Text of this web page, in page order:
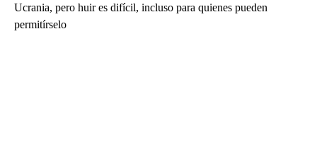
Ucrania, pero huir es difícil, incluso para quienes pueden
permitírselo